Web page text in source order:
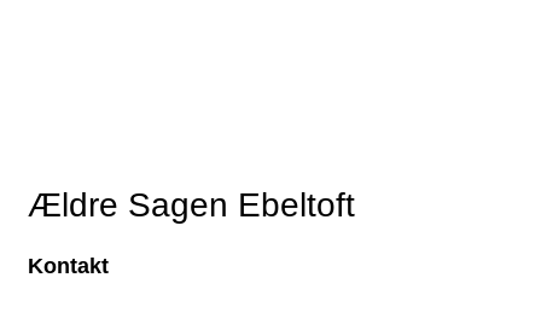
Ældre Sagen Ebeltoft
Kontakt